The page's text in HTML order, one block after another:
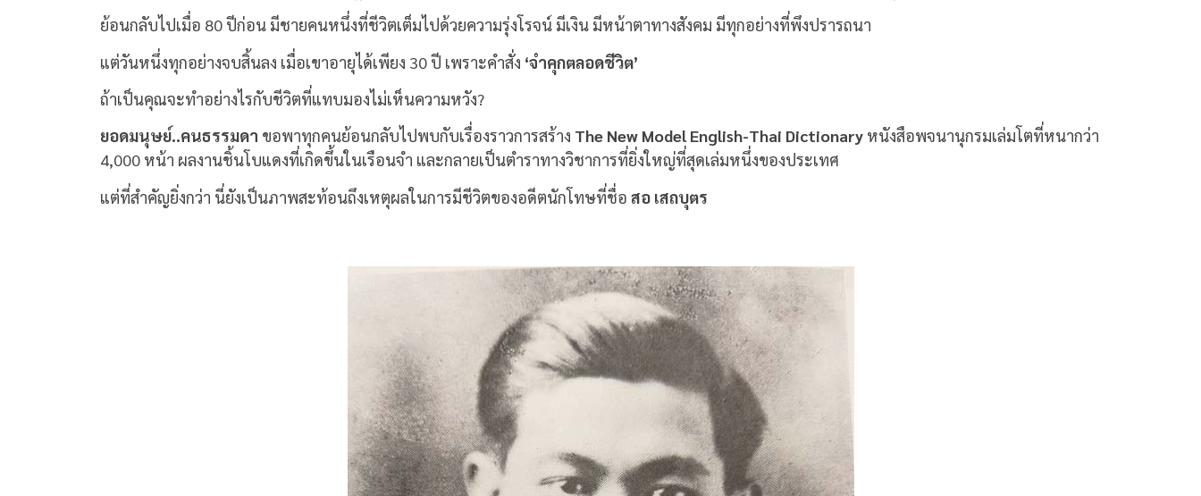
ย้อนกลับไปเมื่อ 80 ปีก่อน มีชายคนหนึ่งที่ชีวิตเต็มไปด้วยความรุ่งโรจน์ มีเงิน มีหน้าตาทางสังคม มีทุกอย่างที่พึงปรารถนา
แต่วันหนึ่งทุกอย่างจบสิ้นลง เมื่อเขาอายุได้เพียง 30 ปี เพราะคำสั่ง ‘จำคุกตลอดชีวิต’
ถ้าเป็นคุณจะทำอย่างไรกับชีวิตที่แทบมองไม่เห็นความหวัง?
ยอดมนุษย์..คนธรรมดา ขอพาทุกคนย้อนกลับไปพบกับเรื่องราวการสร้าง The New Model English-Thai Dictionary หนังสือพจนานุกรมเล่มโตที่หนากว่า
4,000 หน้า ผลงานชิ้นโบแดงที่เกิดขึ้นในเรือนจำ และกลายเป็นตำราทางวิชาการที่ยิ่งใหญ่ที่สุดเล่มหนึ่งของประเทศ
แต่ที่สำคัญยิ่งกว่า นี่ยังเป็นภาพสะท้อนถึงเหตุผลในการมีชีวิตของอดีตนักโทษที่ชื่อ สอ เสถบุตร